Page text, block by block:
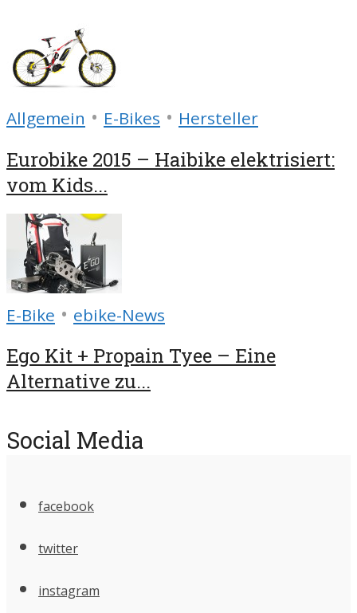
Allgemein • E-Bikes • Hersteller
Eurobike 2015 – Haibike elektrisiert:
vom Kids...
E-Bike • ebike-News
Ego Kit + Propain Tyee – Eine
Alternative zu...
Social Media
facebook
twitter
instagram